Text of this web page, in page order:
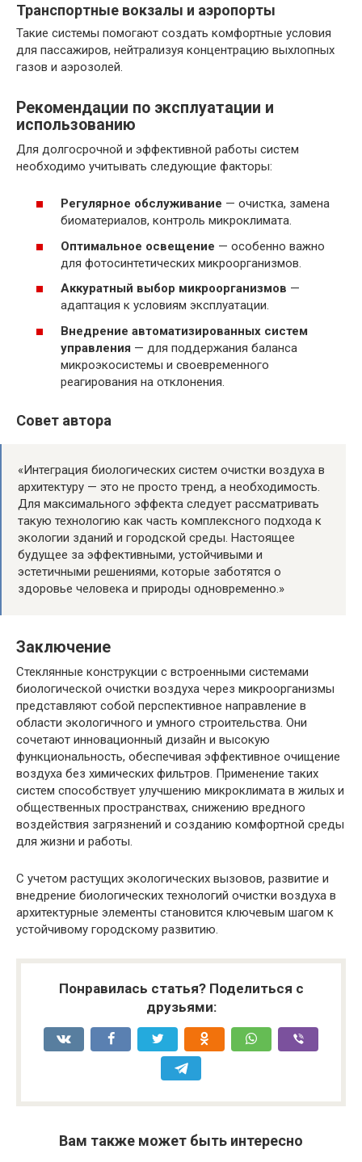
Транспортные вокзалы и аэропорты
Такие системы помогают создать комфортные условия
для пассажиров, нейтрализуя концентрацию выхлопных
газов и аэрозолей.
Рекомендации по эксплуатации и
использованию
Для долгосрочной и эффективной работы систем
необходимо учитывать следующие факторы:
Регулярное обслуживание — очистка, замена
биоматериалов, контроль микроклимата.
Оптимальное освещение — особенно важно
для фотосинтетических микроорганизмов.
Аккуратный выбор микроорганизмов —
адаптация к условиям эксплуатации.
Внедрение автоматизированных систем
управления — для поддержания баланса
микроэкосистемы и своевременного
реагирования на отклонения.
Совет автора
«Интеграция биологических систем очистки воздуха в
архитектуру — это не просто тренд, а необходимость.
Для максимального эффекта следует рассматривать
такую технологию как часть комплексного подхода к
экологии зданий и городской среды. Настоящее
будущее за эффективными, устойчивыми и
эстетичными решениями, которые заботятся о
здоровье человека и природы одновременно.»
Заключение
Стеклянные конструкции с встроенными системами
биологической очистки воздуха через микроорганизмы
представляют собой перспективное направление в
области экологичного и умного строительства. Они
сочетают инновационный дизайн и высокую
функциональность, обеспечивая эффективное очищение
воздуха без химических фильтров. Применение таких
систем способствует улучшению микроклимата в жилых и
общественных пространствах, снижению вредного
воздействия загрязнений и созданию комфортной среды
для жизни и работы.
С учетом растущих экологических вызовов, развитие и
внедрение биологических технологий очистки воздуха в
архитектурные элементы становится ключевым шагом к
устойчивому городскому развитию.
Понравилась статья? Поделиться с
друзьями:
Вам также может быть интересно